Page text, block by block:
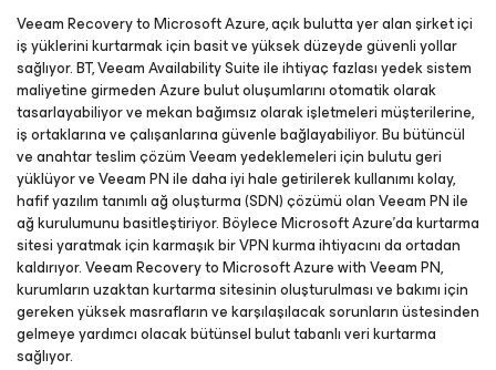
Veeam Recovery to Microsoft Azure, açık bulutta yer alan şirket içi
iş yüklerini kurtarmak için basit ve yüksek düzeyde güvenli yollar
sağlıyor. BT, Veeam Availability Suite ile ihtiyaç fazlası yedek sistem
maliyetine girmeden Azure bulut oluşumlarını otomatik olarak
tasarlayabiliyor ve mekan bağımsız olarak işletmeleri müşterilerine,
iş ortaklarına ve çalışanlarına güvenle bağlayabiliyor. Bu bütüncül
ve anahtar teslim çözüm Veeam yedeklemeleri için bulutu geri
yüklüyor ve Veeam PN ile daha iyi hale getirilerek kullanımı kolay,
hafif yazılım tanımlı ağ oluşturma (SDN) çözümü olan Veeam PN ile
ağ kurulumunu basitleştiriyor. Böylece Microsoft Azure’da kurtarma
sitesi yaratmak için karmaşık bir VPN kurma ihtiyacını da ortadan
kaldırıyor. Veeam Recovery to Microsoft Azure with Veeam PN,
kurumların uzaktan kurtarma sitesinin oluşturulması ve bakımı için
gereken yüksek masrafların ve karşılaşılacak sorunların üstesinden
gelmeye yardımcı olacak bütünsel bulut tabanlı veri kurtarma
sağlıyor.